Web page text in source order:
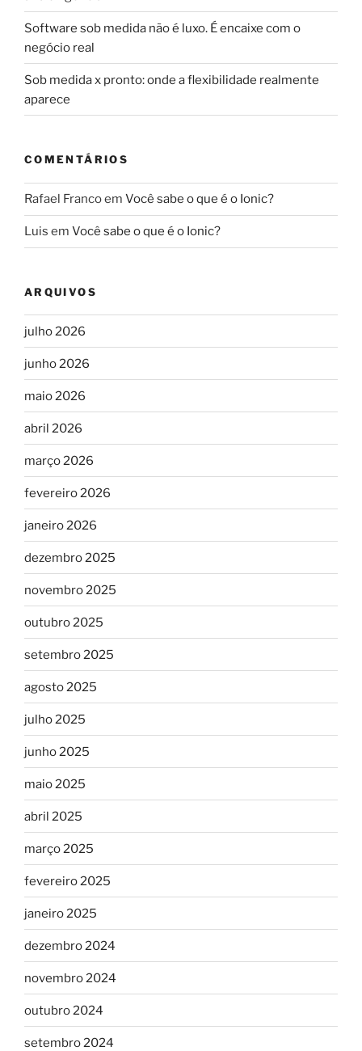
Software sob medida não é luxo. É encaixe com o
negócio real
Sob medida x pronto: onde a flexibilidade realmente
aparece
COMENTÁRIOS
Rafael Francoem Você sabe o que é o Ionic?
Luis em Você sabe o que é o Ionic?
ARQUIVOS
julho 2026
junho 2026
maio 2026
abril 2026
março 2026
fevereiro 2026
janeiro 2026
dezembro 2025
novembro 2025
outubro 2025
setembro 2025
agosto 2025
julho 2025
junho 2025
maio 2025
abril 2025
março 2025
fevereiro 2025
janeiro 2025
dezembro 2024
novembro 2024
outubro 2024
setembro 2024